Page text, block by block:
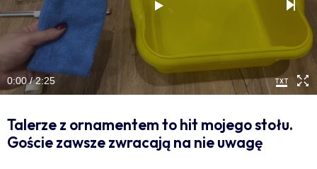
0:00 / 2:25
Talerze z ornamentem to hit mojego stołu.
Goście zawsze zwracają na nie uwagę